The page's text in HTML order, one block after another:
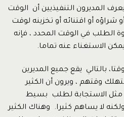
المديرون التنفيذيين أن الوقت
شراؤه أو اقتنائه أو تخزينه لوقت
في الوقت المحدد ، فإنه
الاستغناء عنه تماما.
بالتالي يقع جميع المديرين
وقتهم ، ويرون أن الكثير
مثل الاستجابة لطلب بسيط
لا يساهم كثيرا. وهناك الكثير